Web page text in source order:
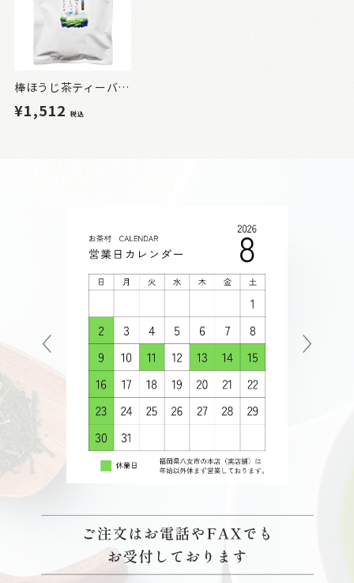
棒ほうじ茶ティーバッグ お徳用3g×50P
¥1,512税込